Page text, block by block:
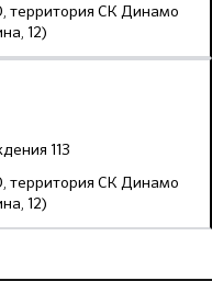
территория СК Динамо
12)
113
территория СК Динамо
12)